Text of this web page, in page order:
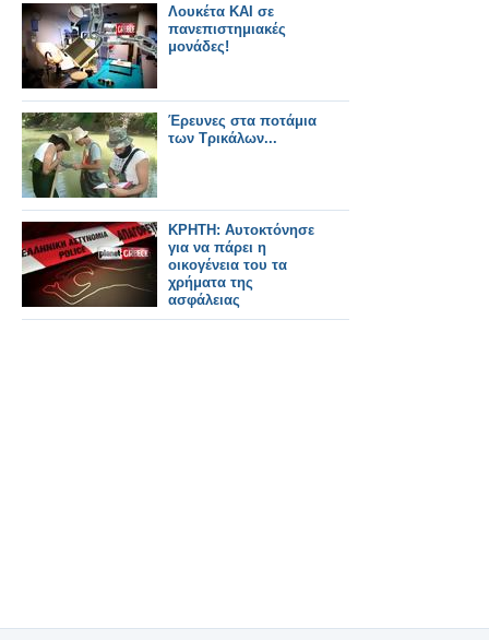
Λουκέτα ΚΑΙ σε
πανεπιστημιακές
μονάδες!
Έρευνες στα ποτάμια
των Τρικάλων...
ΚΡΗΤΗ: Αυτοκτόνησε
για να πάρει η
οικογένεια του τα
χρήματα της
ασφάλειας